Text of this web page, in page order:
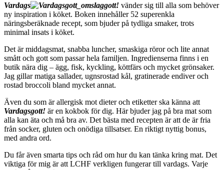
Vardags
gott! vänder sig till alla som behöver
ny inspiration i köket. Boken innehåller 52 superenkla
näringsberäknade recept, som bjuder på tydliga smaker, trots
minimal insats i köket.
Det är middagsmat, snabba luncher, smaskiga röror och lite annat
smått och gott som passar hela familjen. Ingredienserna finns i en
butik nära dig – ägg, fisk, kyckling, köttfärs och mycket grönsaker.
Jag gillar matiga sallader, ugnsrostad kål, gratinerade endiver och
rostad broccoli bland mycket annat.
Även du som är allergisk mot dieter och etiketter ska känna att
Vardagsgott! är en kokbok för dig. Här bjuder jag på bra mat som
alla kan äta och må bra av. Det bästa med recepten är att de är fria
från socker, gluten och onödiga tillsatser. En riktigt nyttig bonus,
med andra ord.
Du får även smarta tips och råd om hur du kan tänka kring mat. Det
viktiga för mig är att LCHF verkligen fungerar till vardags. Varje